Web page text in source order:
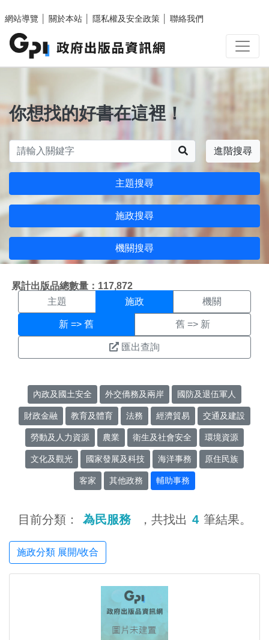
網站導覽
關於本站 隱私權及安全政策 聯絡我們
你想找的好書在這裡！
進階搜尋
主題搜尋
施政搜尋
機關搜尋
累計出版品總數量：117,872
施政搜尋結果頁面
主題 施政 機關
新 => 舊 舊 => 新
匯出查詢
內政及國土安全 外交僑務及兩岸 國防及退伍軍人
財政金融 教育及體育 法務 經濟貿易 交通及建設
勞動及人力資源 農業 衛生及社會安全 環境資源
文化及觀光 國家發展及科技 海洋事務 原住民族
客家 其他政務 輔助事務
目前分類： 為民服務 ，共找出 4 筆結果。
施政分類 展開/收合